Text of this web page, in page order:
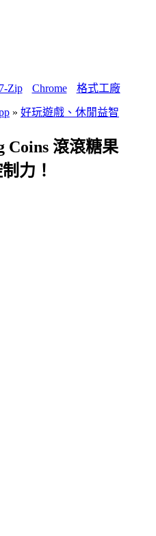
7-Zip Chrome 格式工廠
» 好玩遊戲、休閒益智
Coins 滾滾糖果
力！